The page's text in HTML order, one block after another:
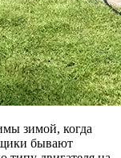
зимой, когда
бывают